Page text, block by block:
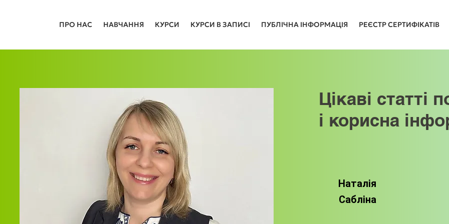
ПРО НАС НАВЧАННЯ КУРСИ КУРСИ В ЗАПИСІ ПУБЛІЧНА ІНФОРМАЦІЯ РЕЄСТР СЕРТИФІКАТІВ
Цікаві статті
Цікаві статті
і корисна
Наталія
Сабліна